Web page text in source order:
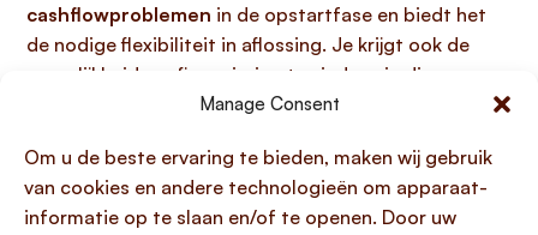
Manage Consent
Om u de beste ervaring te bieden, maken wij gebruik
van cookies en andere technologieën om apparaat-
informatie op te slaan en/of te openen. Door uw
cashflowproblemen in de opstartfase en biedt het
de nodige flexibiliteit in aflossing. Je krijgt ook de
mogelijkheid om financiering te vinden via diverse
kanalen, waaronder financiële instellingen die
instanties als het UWV, wat het aanbod voor jou als
starter verbreedt.